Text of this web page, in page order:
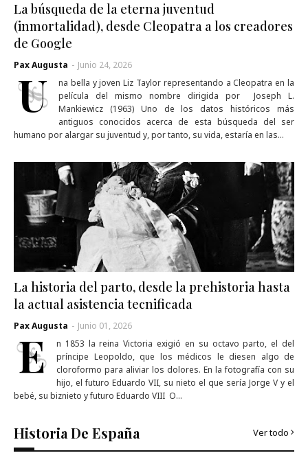
La búsqueda de la eterna juventud
(inmortalidad), desde Cleopatra a los creadores
de Google
Pax Augusta - Junio 24, 2026
U
na bella y joven Liz Taylor representando a Cleopatra en la
película del mismo nombre dirigida por Joseph L.
Mankiewicz (1963) Uno de los datos históricos más
antiguos conocidos acerca de esta búsqueda del ser
humano por alargar su juventud y, por tanto, su vida, estaría en las…
La historia del parto, desde la prehistoria hasta
la actual asistencia tecnificada
Pax Augusta - Junio 01, 2026
E
n 1853 la reina Victoria exigió en su octavo parto, el del
príncipe Leopoldo, que los médicos le diesen algo de
cloroformo para aliviar los dolores. En la fotografía con su
hijo, el futuro Eduardo VII, su nieto el que sería Jorge V y el
bebé, su biznieto y futuro Eduardo VIII O…
Historia De España Ver todo